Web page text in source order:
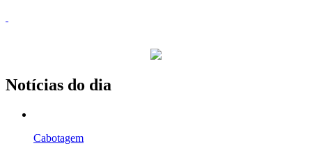
Notícias do dia
Cabotagem